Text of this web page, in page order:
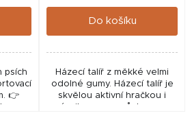
psích
👉
cena:
Do košíku
Házecí talíř z měkké velmi
odolné gumy. Házecí talíř je
skvělou aktivní hračkou i